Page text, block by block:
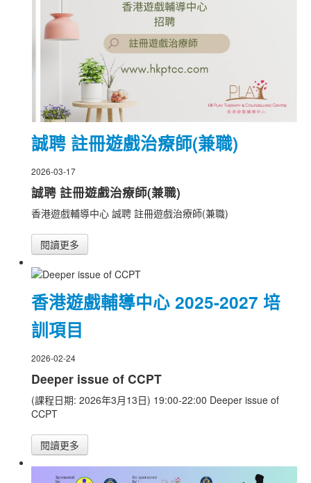
誠聘 註冊遊戲治療師(兼職)
2026-03-17
誠聘 註冊遊戲治療師(兼職)
香港遊戲輔導中心 誠聘 註冊遊戲治療師(兼職)
閱讀更多
香港遊戲輔導中心 2025-2027 培
訓項目
2026-02-24
Deeper issue of CCPT
(課程日期: 2026年3月13日) 19:00-22:00 Deeper issue of
CCPT
閱讀更多